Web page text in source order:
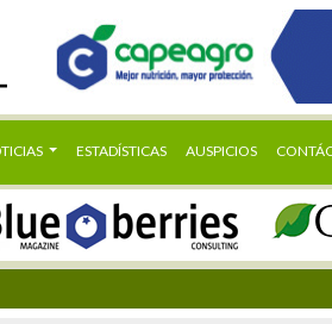
ESTADÍSTICAS AUSPICIOS